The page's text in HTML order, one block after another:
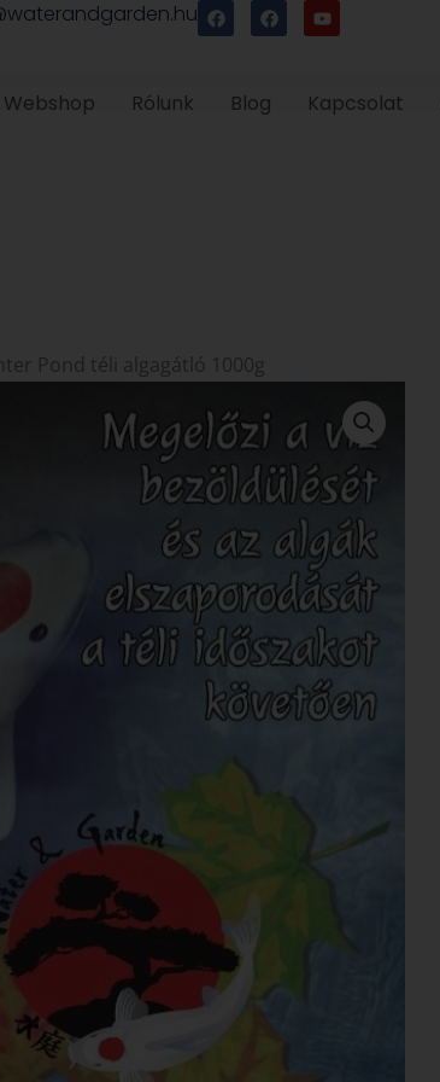
F
a
c
F
a
c
o
o
Y
o
u
b
e
Webshop Rólunk Blog Kapcsolat
Pond téli algagátló 1000g